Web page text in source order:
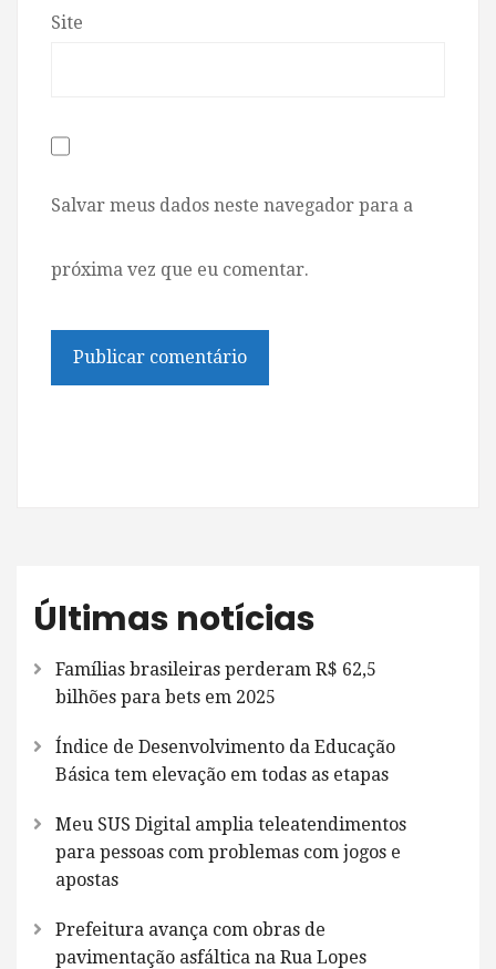
Site
Salvar meus dados neste navegador para a
próxima vez que eu comentar.
Últimas notícias
Famílias brasileiras perderam R$ 62,5
bilhões para bets em 2025
Índice de Desenvolvimento da Educação
Básica tem elevação em todas as etapas
Meu SUS Digital amplia teleatendimentos
para pessoas com problemas com jogos e
apostas
Prefeitura avança com obras de
pavimentação asfáltica na Rua Lopes